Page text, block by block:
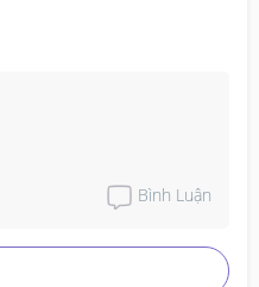
Bình Luận